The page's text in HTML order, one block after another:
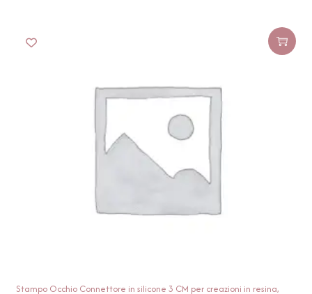
Stampo Occhio Connettore in silicone 3 CM per creazioni in resina,